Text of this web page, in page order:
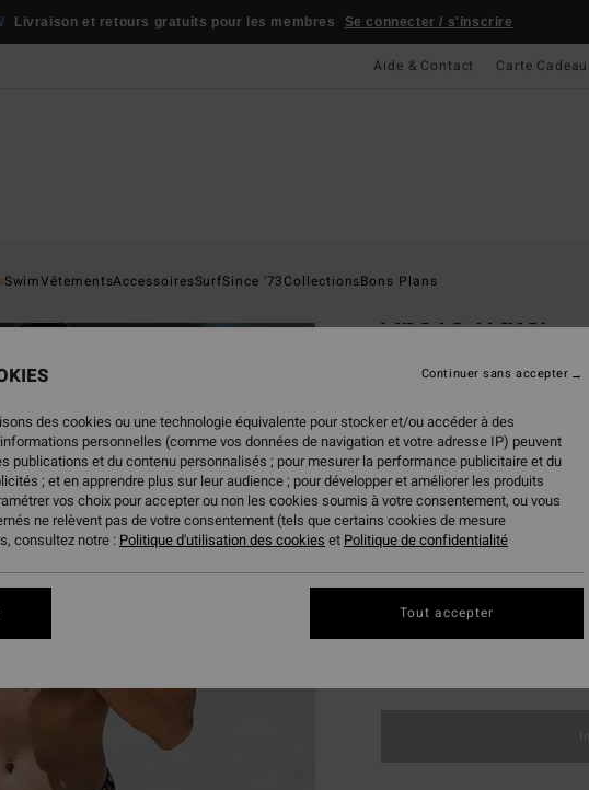
Livraison et retours gratuits pour les membres Se connecter / s'inscrire
Aide & Contact Carte Cadeau
SwimVêtementsAccessoiresSurfSince '73CollectionsBons Plans
Above Water
Short à taille élastique
CouleurTiki
S M L
des cookies ou une technologie équivalente pour stocker et/ou accéder à des
personnelles (comme vos données de navigation et votre adresse IP) peuvent
publications et du contenu personnalisés ; pour mesurer la performance publicitaire et du
; et en apprendre plus sur leur audience ; pour développer et améliorer les produits
vos choix pour accepter ou non les cookies soumis à votre consentement, ou vous
ne relèvent pas de votre consentement (tels que certains cookies de mesure
consultez notre : Politique d'utilisation des cookies et Politique de confidentialité
Continuer sans accepter
Tout accepter